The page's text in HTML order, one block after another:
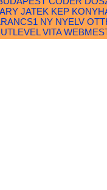
JATEK KEP
NY NYELV
UTLEVEL VITA